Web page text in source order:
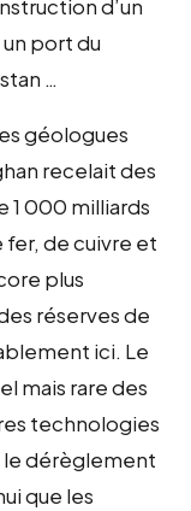
d’un
port du
…
géologues
recelait des
1 000 milliards
fer, de cuivre et
plus
réserves de
ici. Le
mais rare des
technologies
le dérèglement
que les